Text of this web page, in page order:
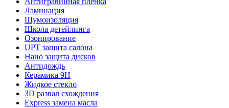
Ламинация
Шумоизоляция
Школа детейлинга
Озонирование
UPT защита салона
Нано защита дисков
Антидождь
Керамика 9H
Жидкое стекло
3D развал схождения
Express замена масла